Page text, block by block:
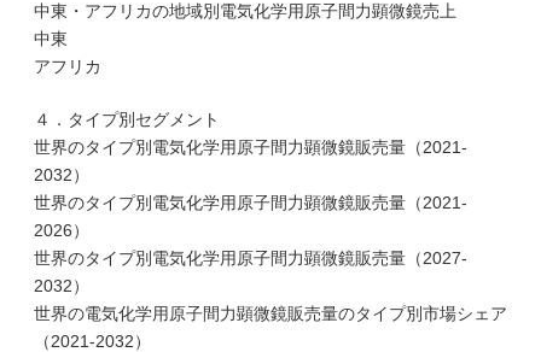
中東・アフリカの地域別電気化学用原子間力顕微鏡売上
中東
アフリカ
４．タイプ別セグメント
世界のタイプ別電気化学用原子間力顕微鏡販売量（2021-
2032）
世界のタイプ別電気化学用原子間力顕微鏡販売量（2021-
2026）
世界のタイプ別電気化学用原子間力顕微鏡販売量（2027-
2032）
世界の電気化学用原子間力顕微鏡販売量のタイプ別市場シェア
（2021-2032）